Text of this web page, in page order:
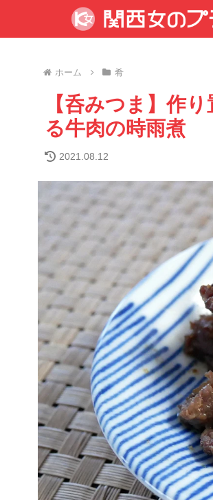
ホーム 肴
【呑みつま】作
る牛肉の時雨煮
2021.08.12